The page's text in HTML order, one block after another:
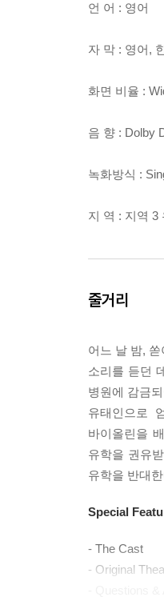
언 어 : 영어
자 막 : 영어,
화면 비율 :
음 향 : Dolby
녹화방식 :
지 역 : 지역 3
줄거리
어느 날 밤,
소리를 듣던
병원에 감금
유태인으로
바이올린을
유학을 권유
유학을 반대
Special
- The Cast
- Original